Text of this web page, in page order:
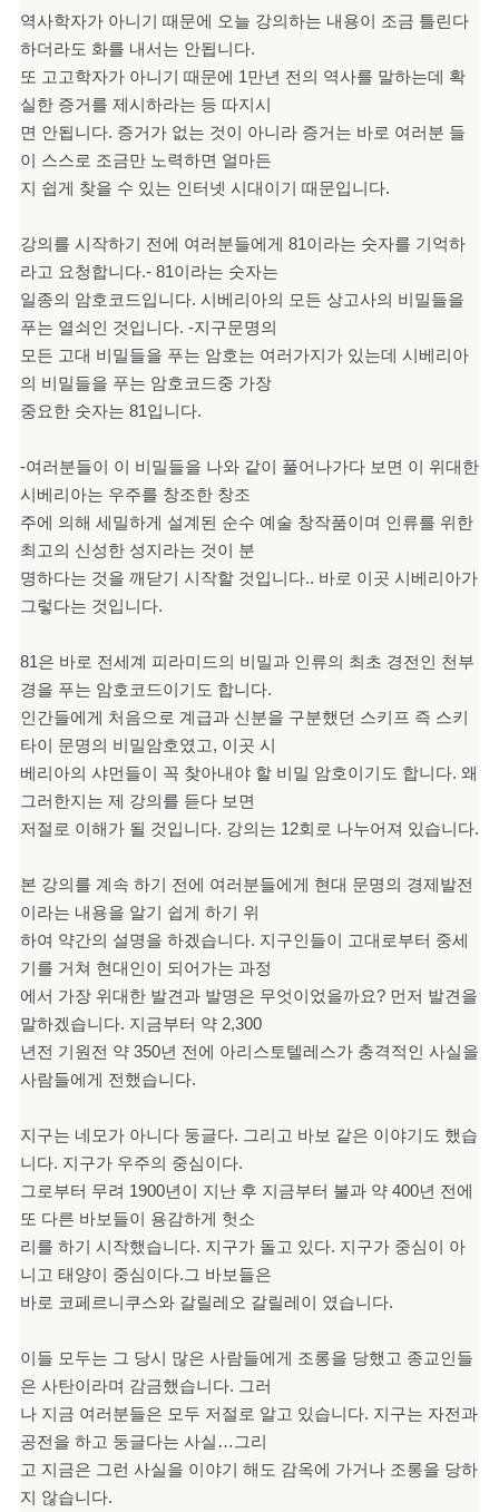
역사학자가 아니기 때문에 오늘 강의하는 내용이 조금 틀린다
하더라도 화를 내서는 안됩니다.
또 고고학자가 아니기 때문에 1만년 전의 역사를 말하는데 확
실한 증거를 제시하라는 등 따지시
면 안됩니다. 증거가 없는 것이 아니라 증거는 바로 여러분 들
이 스스로 조금만 노력하면 얼마든
지 쉽게 찾을 수 있는 인터넷 시대이기 때문입니다.
강의를 시작하기 전에 여러분들에게 81이라는 숫자를 기억하
라고 요청합니다.- 81이라는 숫자는
일종의 암호코드입니다. 시베리아의 모든 상고사의 비밀들을
푸는 열쇠인 것입니다. -지구문명의
모든 고대 비밀들을 푸는 암호는 여러가지가 있는데 시베리아
의 비밀들을 푸는 암호코드중 가장
중요한 숫자는 81입니다.
-여러분들이 이 비밀들을 나와 같이 풀어나가다 보면 이 위대한
시베리아는 우주를 창조한 창조
주에 의해 세밀하게 설계된 순수 예술 창작품이며 인류를 위한
최고의 신성한 성지라는 것이 분
명하다는 것을 깨닫기 시작할 것입니다.. 바로 이곳 시베리아가
그렇다는 것입니다.
81은 바로 전세계 피라미드의 비밀과 인류의 최초 경전인 천부
경을 푸는 암호코드이기도 합니다.
인간들에게 처음으로 계급과 신분을 구분했던 스키프 즉 스키
타이 문명의 비밀암호였고, 이곳 시
베리아의 샤먼들이 꼭 찾아내야 할 비밀 암호이기도 합니다. 왜
그러한지는 제 강의를 듣다 보면
저절로 이해가 될 것입니다. 강의는 12회로 나누어져 있습니다.
본 강의를 계속 하기 전에 여러분들에게 현대 문명의 경제발전
이라는 내용을 알기 쉽게 하기 위
하여 약간의 설명을 하겠습니다. 지구인들이 고대로부터 중세
기를 거쳐 현대인이 되어가는 과정
에서 가장 위대한 발견과 발명은 무엇이었을까요? 먼저 발견을
말하겠습니다. 지금부터 약 2,300
년전 기원전 약 350년 전에 아리스토텔레스가 충격적인 사실을
사람들에게 전했습니다.
지구는 네모가 아니다 둥글다. 그리고 바보 같은 이야기도 했습
니다. 지구가 우주의 중심이다.
그로부터 무려 1900년이 지난 후 지금부터 불과 약 400년 전에
또 다른 바보들이 용감하게 헛소
리를 하기 시작했습니다. 지구가 돌고 있다. 지구가 중심이 아
니고 태양이 중심이다.그 바보들은
바로 코페르니쿠스와 갈릴레오 갈릴레이 였습니다.
이들 모두는 그 당시 많은 사람들에게 조롱을 당했고 종교인들
은 사탄이라며 감금했습니다. 그러
나 지금 여러분들은 모두 저절로 알고 있습니다. 지구는 자전과
공전을 하고 둥글다는 사실…그리
고 지금은 그런 사실을 이야기 해도 감옥에 가거나 조롱을 당하
지 않습니다.